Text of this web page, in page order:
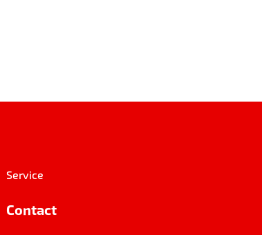
Service
Contact